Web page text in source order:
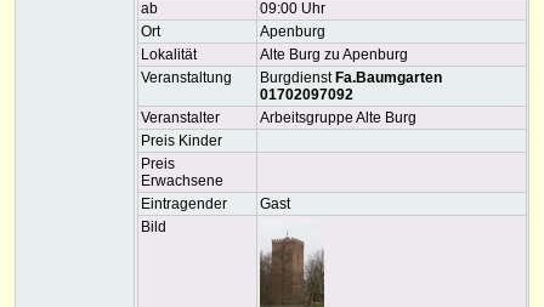
ab
09:00 Uhr
Ort
Apenburg
Lokalität
Alte Burg zu Apenburg
Veranstaltung
Burgdienst Fa.Baumgarten
01702097092
Veranstalter
Arbeitsgruppe Alte Burg
Preis Kinder
Preis
Erwachsene
Eintragender
Gast
Bild